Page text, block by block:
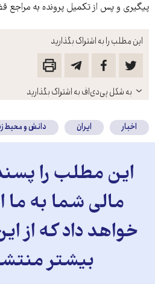
این مطلب را به اشتراک بگذارید
باز
کنید
به شکل پی‌دی‌اف به اشتراک بگذارید
پیگیری و پس از تکمیل پرونده به مراجع
اخبار ایران دانش و محیط
این مطلب را
مالی شما به ما
خواهد داد که از
بیشتر